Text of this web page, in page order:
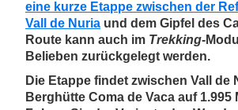
eine kurze Etappe zwischen der
Vall de Nuria und dem Gipfel des
Route kann auch im Trekking-
Belieben zurückgelegt werden.
Die Etappe findet zwischen Vall de
Berghütte Coma de Vaca auf 1.995